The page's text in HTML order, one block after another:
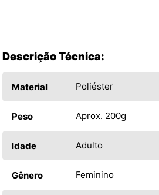
Descrição Técnica:
Material Poliéster
Peso Aprox. 200g
Idade Adulto
Gênero Feminino